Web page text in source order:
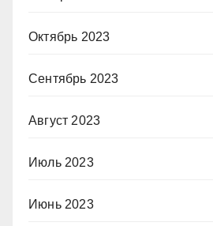
Октябрь 2023
Сентябрь 2023
Август 2023
Июль 2023
Июнь 2023